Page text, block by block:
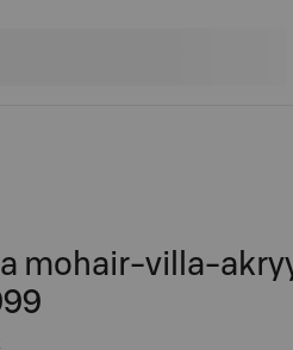
mohair-villa-